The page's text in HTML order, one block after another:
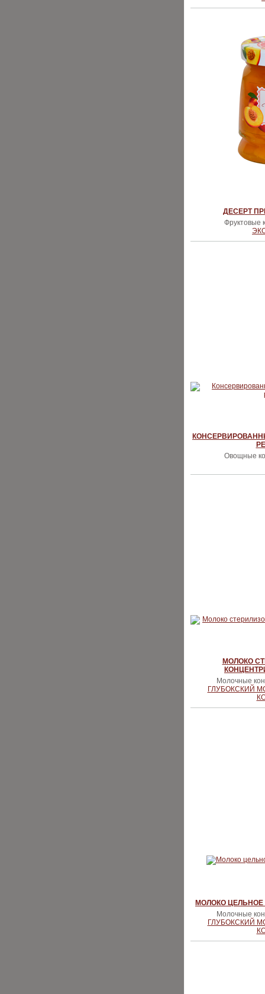
ДЕСЕРТ
Фруктовые
Овощные
МОЛОКО
Молочные
ГЛУБОКСКИЙ
МОЛОКО
Молочные
ГЛУБОКСКИЙ